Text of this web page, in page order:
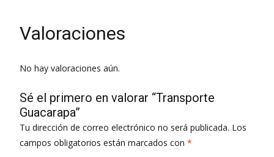
Valoraciones
No hay valoraciones aún.
Sé el primero en valorar “Transporte
Guacarapa”
Tu dirección de correo electrónico no será publicada. Los
campos obligatorios están marcados con *